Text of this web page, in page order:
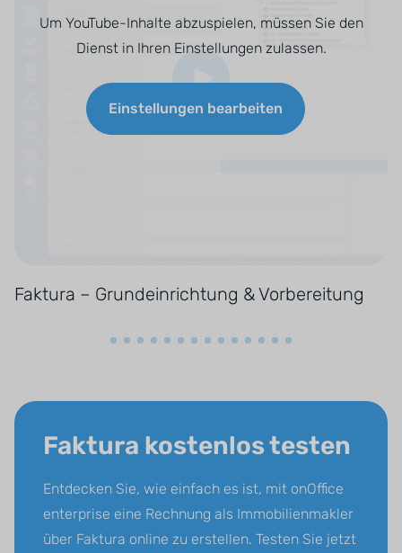
Faktura – Grundeinrichtung & Vorbereitung
Faktura kostenlos testen
Entdecken Sie, wie einfach es ist, mit onOffice
enterprise eine Rechnung als Immobilienmakler
über Faktura online zu erstellen. Testen Sie jetzt